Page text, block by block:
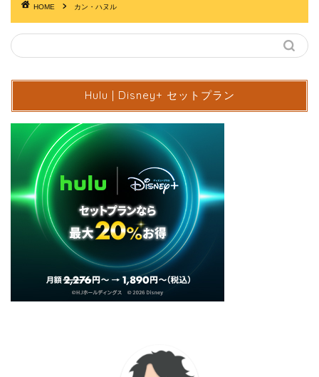
HOME カン・ハヌル
Hulu | Disney+ セットプラン